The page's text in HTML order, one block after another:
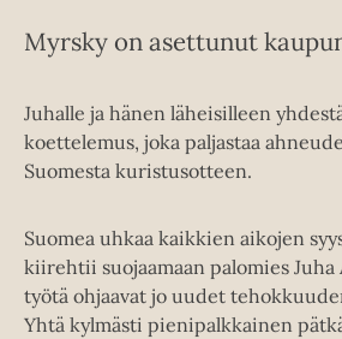
Myrsky on asettunut
Juhalle ja hänen läheisilleen
koettelemus, joka paljastaa
Suomesta kuristusotteen.
Suomea uhkaa kaikkien aikojen
kiirehtii suojaamaan palomies Juha
työtä ohjaavat jo uudet
Yhtä kylmästi pienipalkkainen